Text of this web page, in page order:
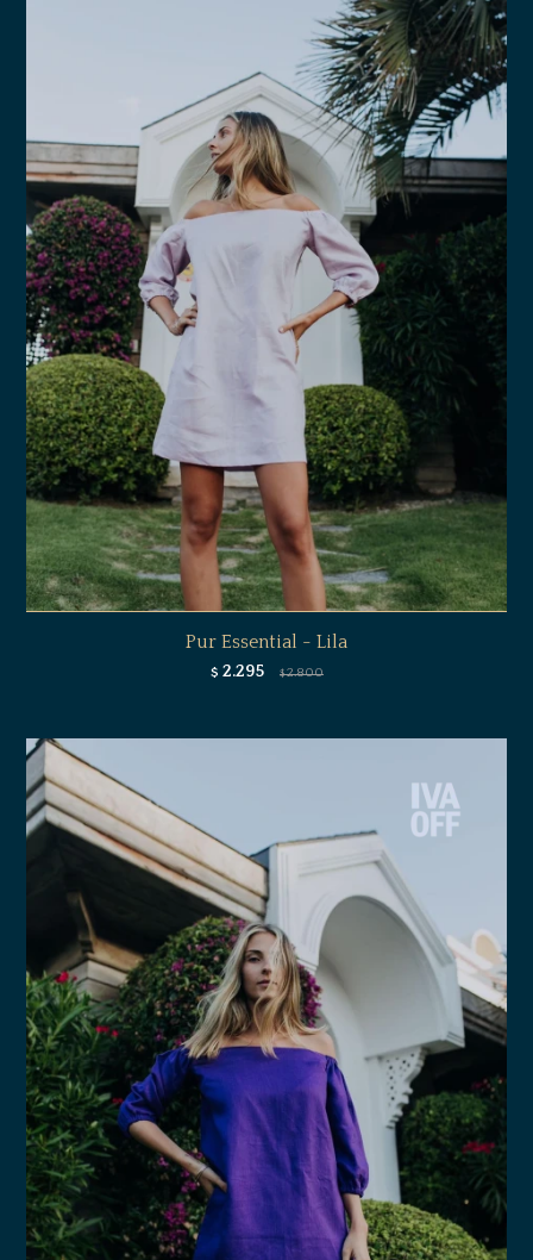
Pur Essential - Lila
$ 2.295 $ 2.800